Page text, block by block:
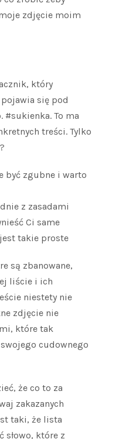
zdjęcie moim
który
się pod
#sukienka. To ma
treści. Tylko
być zgubne i warto
z zasadami
Ci same
takie proste
są zbanowane,
liście i ich
niestety nie
zdjęcie nie
które tak
cudownego
że co to za
zakazanych
taki, że lista
słowo, które z